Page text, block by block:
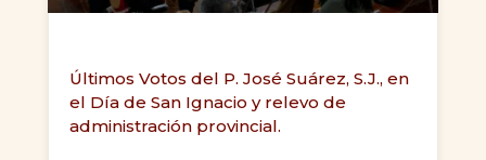
Últimos Votos del P. José Suárez, S.J., en
el Día de San Ignacio y relevo de
administración provincial.